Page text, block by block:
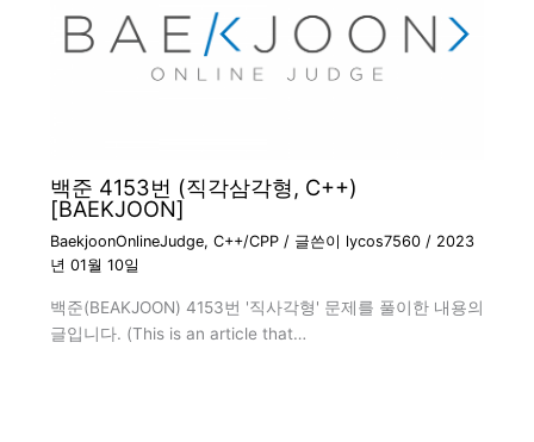
백준 4153번 (직각삼각형, C++)
[BAEKJOON]
BaekjoonOnlineJudge, C++/CPP/ 글쓴이 lycos7560 / 2023
년 01월 10일
백준(BEAKJOON) 4153번 '직사각형' 문제를 풀이한 내용의
글입니다. (This is an article that…